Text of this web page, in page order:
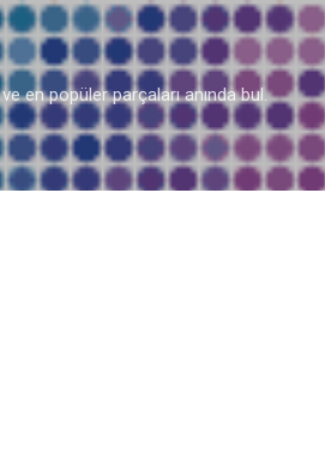
en popüler parçaları anında bul.